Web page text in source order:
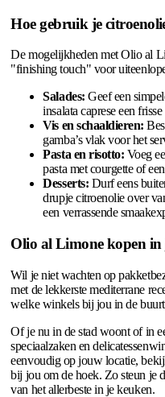
Hoe gebruik je
De mogelijkheden met Olio al
"finishing touch" voor
Salades: Geef een
insalata caprese een
Vis en schaaldieren:
gamba’s vlak voor het
Pasta en risotto: Voeg
pasta met courgette of
Desserts: Durf eens
drupje citroenolie over
een verrassende
Olio al Limone kopen
Wil je niet wachten op
met de lekkerste mediterrane
welke winkels bij jou in de
Of je nu in de stad woont of in
speciaalzaken en
eenvoudig op jouw locatie,
bij jou om de hoek. Zo steun je
van het allerbeste in je keuken.